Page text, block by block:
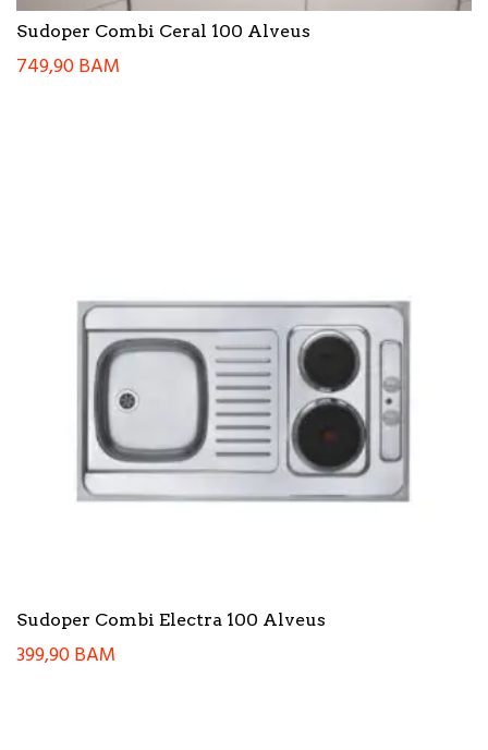
Sudoper Combi Ceral 100 Alveus
749,90BAM
Sudoper Combi Electra 100 Alveus
399,90BAM